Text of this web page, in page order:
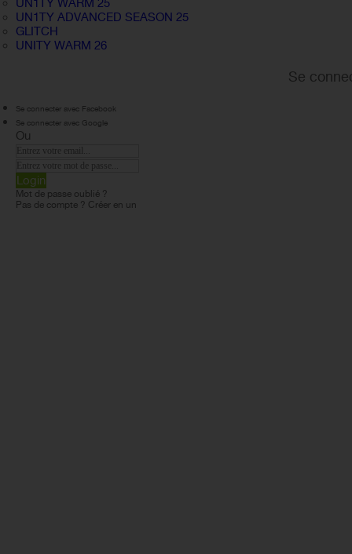
UN1TY WARM 25
UN1TY ADVANCED SEASON 25
GLITCH
UNITY WARM 26
Se
Se connecter avec Facebook
Se connecter avec Google
Ou
Login
Mot de passe oublié ?
Pas de compte ? Créer en un